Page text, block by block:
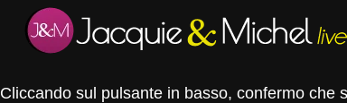
Cliccando sul pulsante in basso, confermo che